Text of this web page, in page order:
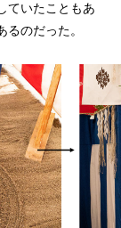
ていたこともあ
のだった。